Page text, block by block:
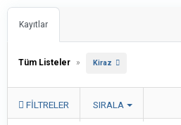
Kayıtlar
Tüm Listeler » Kiraz
FILTRELER SIRALA